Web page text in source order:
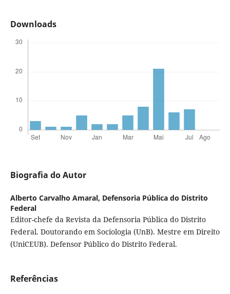
Downloads
Biografia do Autor
Alberto Carvalho Amaral, Defensoria Pública do Distrito
Federal
Editor-chefe da Revista da Defensoria Pública do Distrito
Federal. Doutorando em Sociologia (UnB). Mestre em Direito
(UniCEUB). Defensor Público do Distrito Federal.
Referências